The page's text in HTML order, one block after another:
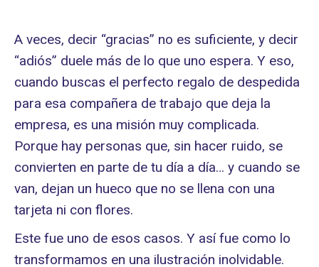
A veces, decir “gracias” no es suficiente, y decir
“adiós” duele más de lo que uno espera. Y eso,
cuando buscas el perfecto regalo de despedida
para esa compañera de trabajo que deja la
empresa, es una misión muy complicada.
Porque hay personas que, sin hacer ruido, se
convierten en parte de tu día a día… y cuando se
van, dejan un hueco que no se llena con una
tarjeta ni con flores.
Este fue uno de esos casos. Y así fue como lo
transformamos en una ilustración inolvidable.